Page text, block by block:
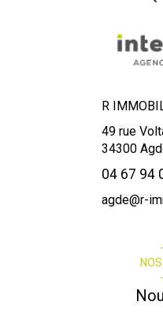
R
49 rue
34300
04 67 94
agde@r-